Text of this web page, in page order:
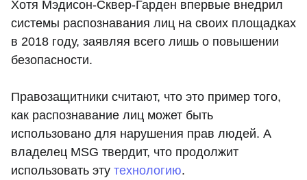
Хотя Мэдисон-Сквер-Гарден впервые внедрил
системы распознавания лиц на своих площадках
в 2018 году, заявляя всего лишь о повышении
безопасности.
Правозащитники считают, что это пример того,
как распознавание лиц может быть
использовано для нарушения прав людей. А
владелец MSG твердит, что продолжит
использовать эту технологию.